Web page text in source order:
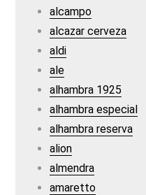
alcampo
alcazar cerveza
aldi
ale
alhambra 1925
alhambra especial
alhambra reserva
alion
almendra
amaretto